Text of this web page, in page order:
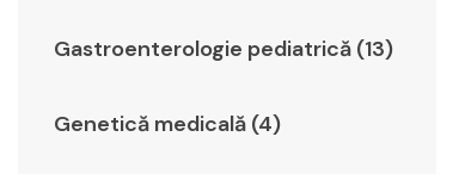
Gastroenterologie pediatrică (13)
Genetică medicală (4)